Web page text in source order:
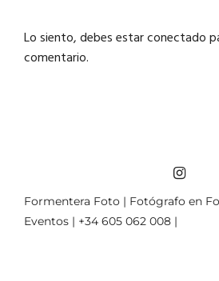
Lo siento, debes estarconectado
comentario.
Formentera Foto | Fotógrafo en
Eventos | +34 605 062 008 |